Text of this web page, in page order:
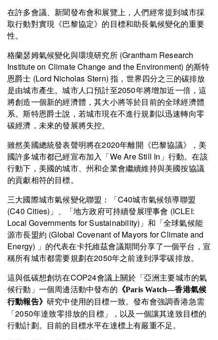
在許多會議、新聞發布會和展覽上，人們經常提到城市採
取行動對實現《巴黎協定》的目標和助長氣候變化的重要
性。
格蘭瑟姆氣候變化與環境研究所 (Grantham Research
Institute on Climate Change and the Environment) 的斯特
恩爵士 (Lord Nicholas Stern) 指，世界四分之三的碳排放
是由城市產生。城市人口預計至2050年將增加近一倍，這
將創造一個新的經濟體，其大小將等於目前的全球經濟體
系。斯特恩爵士說，若城市現在不進行規劃以迅速轉向零
碳經濟，未來的發展將失控。
雖然美國總統發表聲明將在2020年離開《巴黎協議》，美
國許多城市都已經宣布加入「We Are Still In」行動。在該
行動下，美國的城市、州和企業會繼續維持與美國按協議
的貢獻相符的目標。
三大國際城市氣候變化聯盟：「C40城市氣候領導聯盟
(C40 Cities)」、「地方政府可持續發展理事會 (ICLEI:
Local Governments for Sustainability)」和「全球氣候能
源市長盟約 (Global Covenant of Mayors for Climate and
Energy) 」的代表在卡托維茲會議期間分享了一個平台，宣
稱所有城市都需要規劃在2050年之前達到淨零碳排放。
這與低碳想創坊在COP24會議上關於「亞洲主要城市的氣
候行動」一個周邊活動中發布的 《Paris Watch—香港氣候
行動報告》 研究中使用的目標一致。發布會強調香港急需
「2050年達致零排放的目標」，以及一個讓其達致目標的
行動計劃。目前的目標水平在達標上有嚴重不足。